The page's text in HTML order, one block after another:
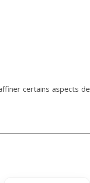
certains aspects de